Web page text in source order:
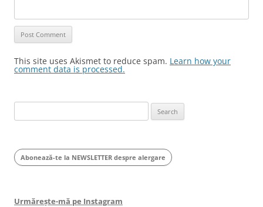
This site uses Akismet to reduce spam. Learn how your
comment data is processed.
for:
Abonează-te la NEWSLETTER despre alergare
Urmărește-mă pe Instagram